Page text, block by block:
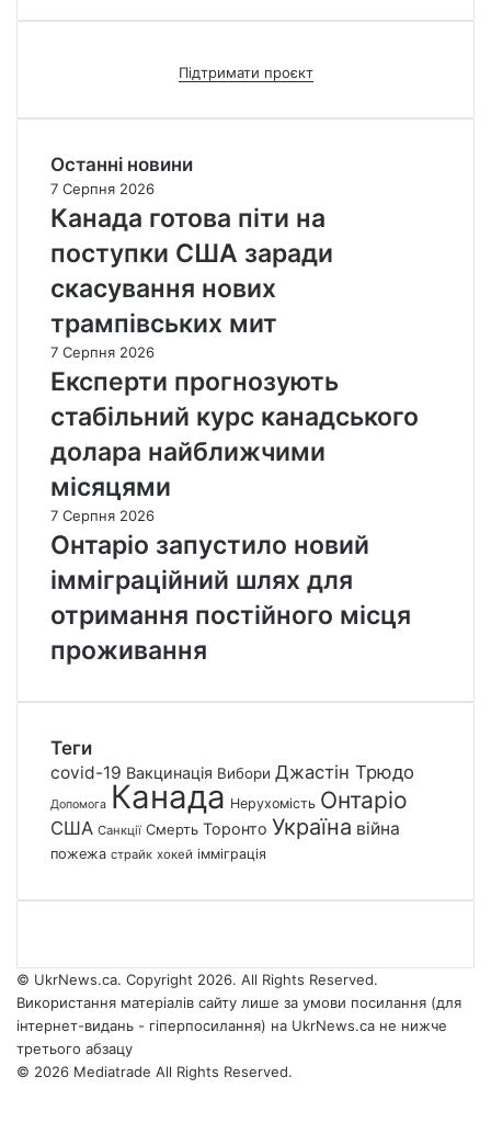
Підтримати проєкт
Останні новини
7 Серпня 2026
Канада готова піти на
поступки США заради
скасування нових
трампівських мит
7 Серпня 2026
Експерти прогнозують
стабільний курс канадського
долара найближчими
місяцями
7 Серпня 2026
Онтаріо запустило новий
імміграційний шлях для
отримання постійного місця
проживання
Теги
covid-19 Вакцинація Вибори Джастін Трюдо
Допомога Канада Нерухомість Онтаріо
США Санкції Смерть Торонто Україна війна
пожежа страйк хокей імміграція
© UkrNews.ca. Copyright 2026. All Rights Reserved.
Використання матеріалів сайту лише за умови посилання (для
інтернет-видань - гіперпосилання) на UkrNews.ca не нижче
третього абзацу
© 2026 Mediatrade All Rights Reserved.